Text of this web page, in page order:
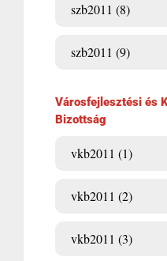
szb2011 (8)
szb2011 (9)
Városfejlesztési és
Bizottság
vkb2011 (1)
vkb2011 (2)
vkb2011 (3)